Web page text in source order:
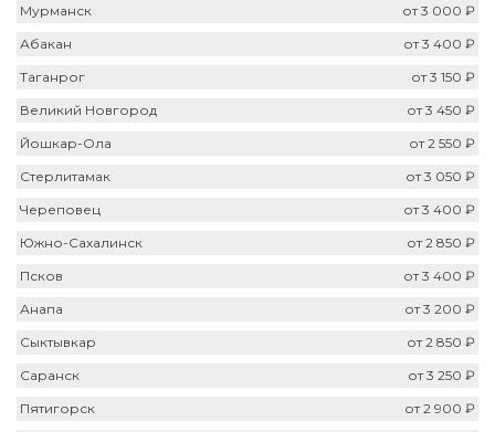
Мурманск
от 3 000 ₽
Абакан
от 3 400 ₽
Таганрог
от 3 150 ₽
Великий Новгород
от 3 450 ₽
Йошкар-Ола
от 2 550 ₽
Стерлитамак
от 3 050 ₽
Череповец
от 3 400 ₽
Южно-Сахалинск
от 2 850 ₽
Псков
от 3 400 ₽
Анапа
от 3 200 ₽
Сыктывкар
от 2 850 ₽
Саранск
от 3 250 ₽
Пятигорск
от 2 900 ₽